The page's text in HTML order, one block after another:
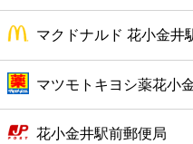
マクドナルド 花小金井
マツモトキヨシ薬花小
花小金井駅前郵便局